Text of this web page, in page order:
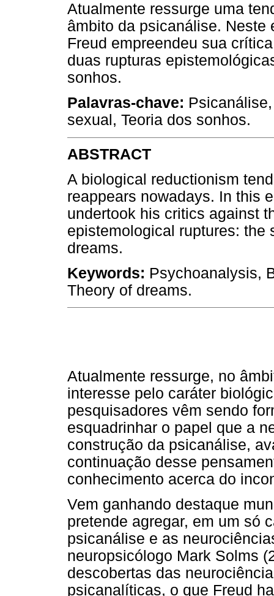
Atualmente ressurge uma
âmbito da psicanálise. Neste
Freud empreendeu sua
duas rupturas
sonhos.
Palavras-chave:
sexual, Teoria dos sonhos.
ABSTRACT
A biological reductionism
reappears nowadays. In this
undertook his critics against
epistemological ruptures: the
dreams.
Keywords: Psychoanalysis,
Theory of dreams.
Atualmente ressurge, no
interesse pelo caráter
pesquisadores vêm sendo
esquadrinhar o papel que a
construção da psicanálise,
continuação desse
conhecimento acerca do
Vem ganhando destaque
pretende agregar, em um só
psicanálise e as
neuropsicólogo Mark Solms
descobertas das
psicanalíticas, o que Freud